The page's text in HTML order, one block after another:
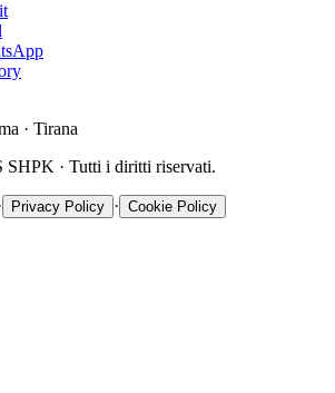
· Tirana
SHPK · Tutti i diritti riservati.
Privacy Policy · Cookie Policy